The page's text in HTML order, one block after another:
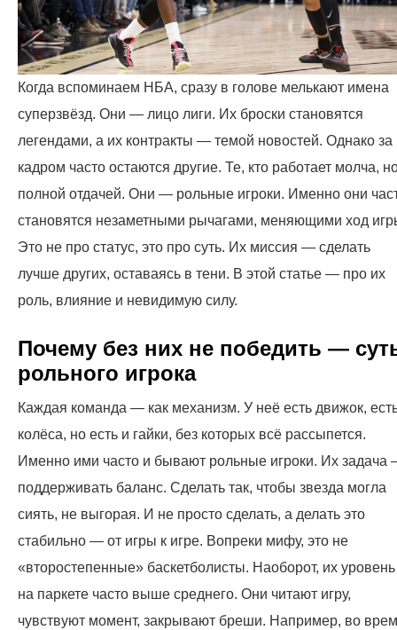
Когда вспоминаем НБА, сразу в голове мелькают имена
суперзвёзд. Они — лицо лиги. Их броски становятся
легендами, а их контракты — темой новостей. Однако за
кадром часто остаются другие. Те, кто работает молча,
полной отдачей. Они — рольные игроки. Именно они
становятся незаметными рычагами, меняющими ход
Это не про статус, это про суть. Их миссия — сделать
лучше других, оставаясь в тени. В этой статье — про их
роль, влияние и невидимую силу.
Почему без них не победить —
рольного игрока
Каждая команда — как механизм. У неё есть движок,
колёса, но есть и гайки, без которых всё рассыпется.
Именно ими часто и бывают рольные игроки. Их задача
поддерживать баланс. Сделать так, чтобы звезда могла
сиять, не выгорая. И не просто сделать, а делать это
стабильно — от игры к игре. Вопреки мифу, это не
«второстепенные» баскетболисты. Наоборот, их
на паркете часто выше среднего. Они читают игру,
чувствуют момент, закрывают бреши. Например, во